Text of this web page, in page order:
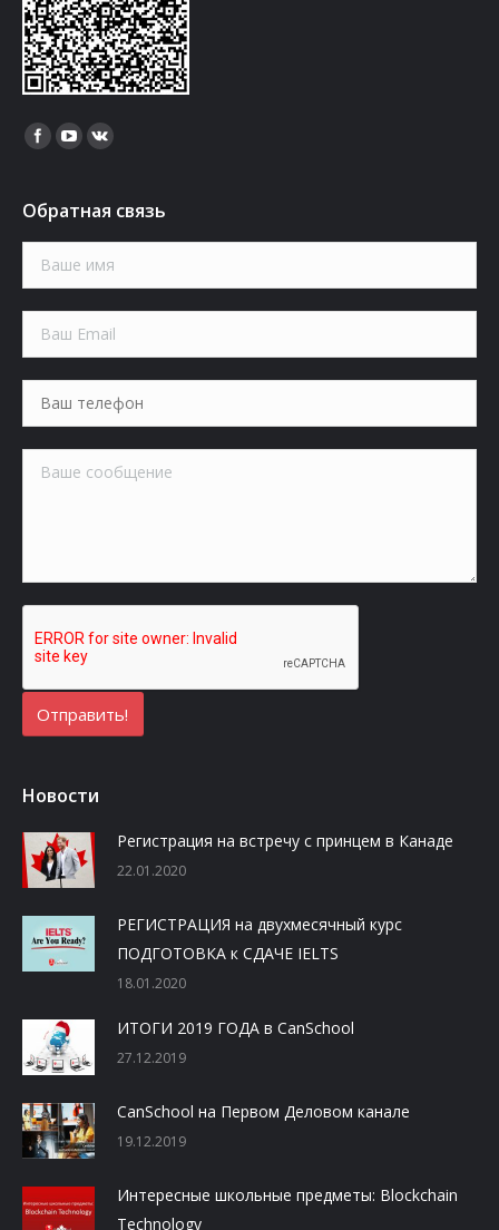
Найдите нас:
Обратная связь
Новости
Регистрация на встречу с принцем в Канаде
22.01.2020
РЕГИСТРАЦИЯ на двухмесячный курс
ПОДГОТОВКА к СДАЧЕ IELTS
18.01.2020
ИТОГИ 2019 ГОДА в CanSchool
27.12.2019
CanSchool на Первом Деловом канале
19.12.2019
Интересные школьные предметы: Blockchain
Technology